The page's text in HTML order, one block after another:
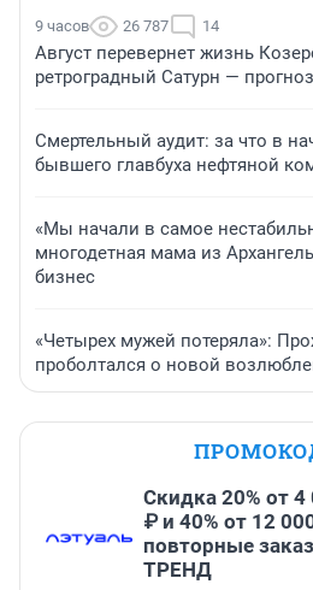
9 часов 26 787 14
Август перевернет жизнь
ретроградный Сатурн — прогноз
Смертельный аудит: за что в
бывшего главбуха нефтяной
«Мы начали в самое
многодетная мама из
бизнес
«Четырех мужей потеряла»:
проболтался о новой
Скидка 20% от 4
₽ и 40% от 12
повторные
ТРЕНД